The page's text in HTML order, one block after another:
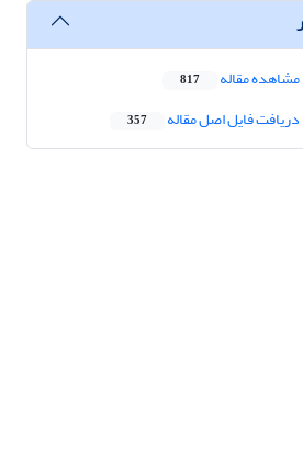
مقاله 817
فایل اصل مقاله 357